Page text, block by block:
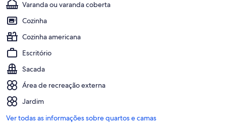
Varanda ou varanda coberta
Cozinha
Cozinha americana
Escritório
Sacada
Área de recreação externa
Jardim
Ver todas as informações sobre quartos e camas